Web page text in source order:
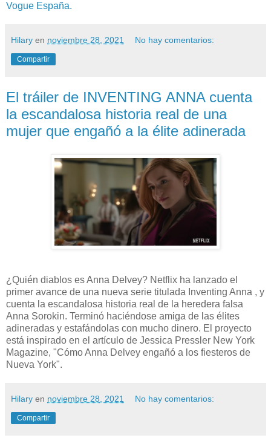
Vogue España.
Hilary en noviembre 28, 2021 No hay comentarios:
Compartir
El tráiler de INVENTING ANNA cuenta
la escandalosa historia real de una
mujer que engañó a la élite adinerada
¿Quién diablos es Anna Delvey? Netflix ha lanzado el
primer avance de una nueva serie titulada Inventing Anna , y
cuenta la escandalosa historia real de la heredera falsa
Anna Sorokin. Terminó haciéndose amiga de las élites
adineradas y estafándolas con mucho dinero. El proyecto
está inspirado en el artículo de Jessica Pressler New York
Magazine, "Cómo Anna Delvey engañó a los fiesteros de
Nueva York".
Hilary en noviembre 28, 2021 No hay comentarios:
Compartir